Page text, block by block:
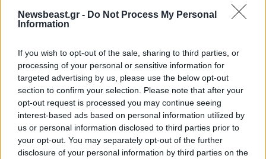
Newsbeast.gr - Do Not Process My Personal
Information
If you wish to opt-out of the sale, sharing to third parties, or
processing of your personal or sensitive information for
targeted advertising by us, please use the below opt-out
section to confirm your selection. Please note that after your
opt-out request is processed you may continue seeing
interest-based ads based on personal information utilized by
us or personal information disclosed to third parties prior to
your opt-out. You may separately opt-out of the further
disclosure of your personal information by third parties on the
ΕΛΛΑΔΑ05·08·2026 21:24
«Κάηκε το σπίτι μας στην Ελλάδα λίγο πριν
μετακομίσουμε»: Απαρηγόρητη η οικογένεια
από τη Βρετανία που είδε το όνειρο ζωής να
γίνεται στάχτη